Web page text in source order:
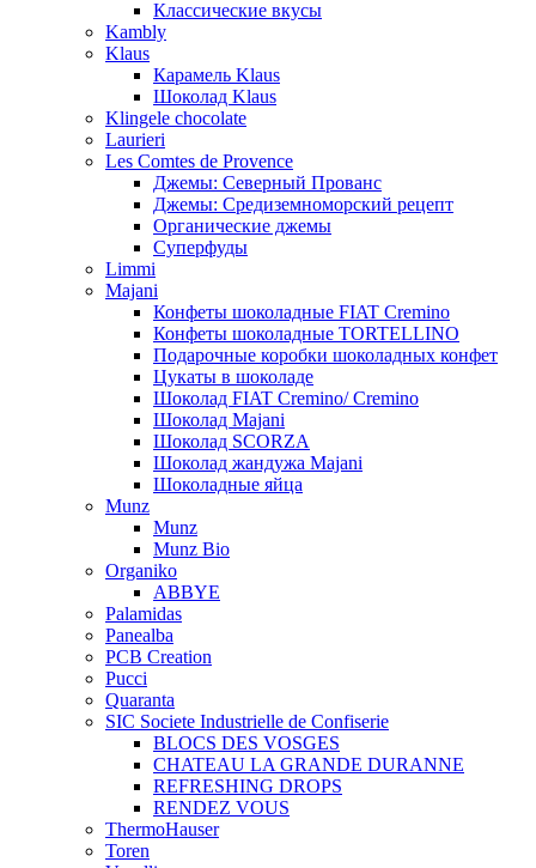
Классические вкусы
Kambly
Klaus
Карамель Klaus
Шоколад Klaus
Klingele chocolate
Laurieri
Les Comtes de Provence
Джемы: Северный Прованс
Джемы: Средиземноморский рецепт
Органические джемы
Суперфуды
Limmi
Majani
Конфеты шоколадные FIAT Cremino
Конфеты шоколадные TORTELLINO
Подарочные коробки шоколадных конфет
Цукаты в шоколаде
Шоколад FIAT Cremino/ Cremino
Шоколад Majani
Шоколад SCORZA
Шоколад жандужа Majani
Шоколадные яйца
Munz
Munz
Munz Bio
Organiko
ABBYE
Palamidas
Panealba
PCB Creation
Pucci
Quaranta
SIC Societe Industrielle de Confiserie
BLOCS DES VOSGES
CHATEAU LA GRANDE DURANNE
REFRESHING DROPS
RENDEZ VOUS
ThermoHauser
Toren